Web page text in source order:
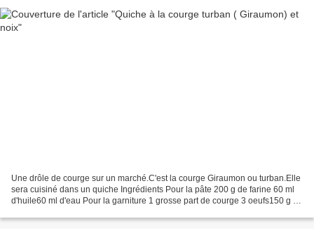
Une drôle de courge sur un marché.C'est la courge Giraumon ou turban.Elle
sera cuisiné dans un quiche Ingrédients Pour la pâte 200 g de farine 60 ml
d'huile60 ml d'eau Pour la garniture 1 grosse part de courge 3 oeufs150 g de